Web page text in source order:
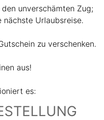
unverschämten Zug;
nächste Urlaubsreise.
zu verschenken.
aus!
es: